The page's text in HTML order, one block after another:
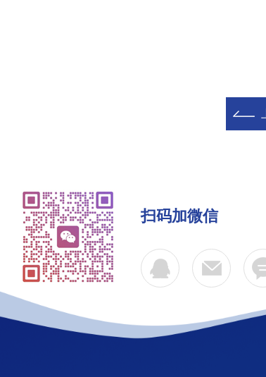
扫码加微信